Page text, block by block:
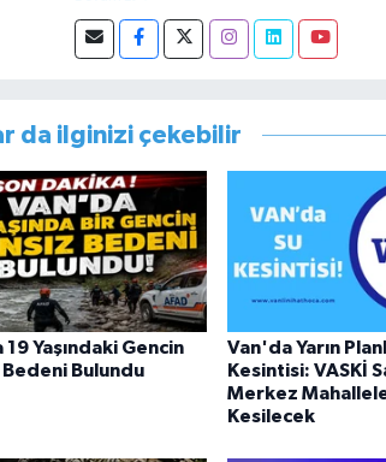
görevini yürütürken istifa edip sosyal
da ilginizi çekebilir
Yaşındaki Gencin
Bedeni Bulundu
Van'da Yarın
Kesintisi: VASKİ
Merkez
Kesilecek